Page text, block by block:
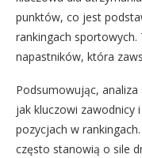
punktów, co jest
rankingach
napastników, która
Podsumowując, analiza
jak kluczowi zawodnicy
pozycjach w
często stanowią o sile